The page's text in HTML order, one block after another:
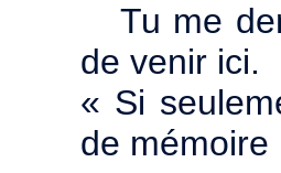
Tu me
de venir ici.
« Si
de mémoire